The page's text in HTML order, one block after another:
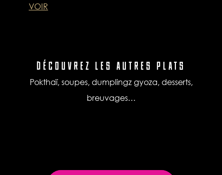
VOIR
DÉCOUVREZ LES AUTRES PLATS
Pokthaï, soupes, dumplingz gyoza, desserts,
breuvages…